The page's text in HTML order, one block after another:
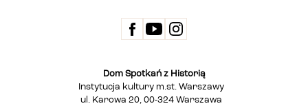
Dom Spotkań z Historią
Instytucja kultury m.st. Warszawy
ul. Karowa 20, 00-324 Warszawa